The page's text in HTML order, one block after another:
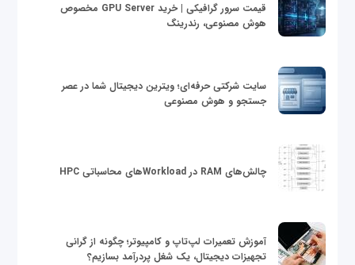
قیمت سرور گرافیکی | خرید GPU Server مخصوص
هوش مصنوعی، رندرینگ
سایت شرکتی حرفه‌ای؛ ویترین دیجیتال شما در عصر
جستجو و هوش مصنوعی
چالش‌های RAM در Workloadهای محاسباتی HPC
آموزش تعمیرات لپ‌تاپ و کامپیوتر؛ چگونه از گرانی
تجهیزات دیجیتال، یک شغل پردرآمد بسازیم؟